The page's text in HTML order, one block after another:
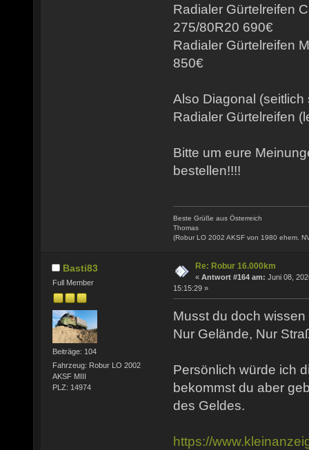
Radialer Gürtelreifen
275/80R20 690€
Radialer Gürtelreifen
850€
Also Diagonal
Radialer Gürtelreifen
Bitte um eure
bestellen!!!!
Beste Grüße aus Österreich
Thomas
(Robur LO 2002 AKSF von 1980 ehem.
Basti83
Full Member
Beiträge: 104
Fahrzeug: Robur LO 2002
AKSF MIII
PLZ: 14974
Re: Robur 16.000km
« Antwort #164 am: Juni 08,
15:15:29 »
Musst du doch
Nur Gelände, Nur
Persönlich würde ich
bekommst du aber
des Geldes.
https://